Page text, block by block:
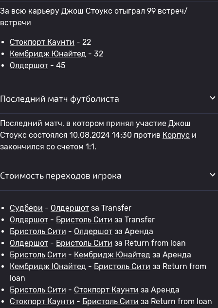
За всю карьеру Джош Стоукс отыграл 99 встреч/
встречи
Стокпорт Каунти - 22
Кембридж Юнайтед - 32
Олдершот - 45
Последний матч футболиста
Последний матч, в котором принял участие Джош
Стоукс состоялся 10.08.2024 14:30 против Корпус и
закончился со счетом 1:1.
Стоимость переходов игрока
Судбери - Олдершот за Transfer
Олдершот - Бристоль Сити за Transfer
Бристоль Сити - Олдершот за Аренда
Олдершот - Бристоль Сити за Return from loan
Бристоль Сити - Кембридж Юнайтед за Аренда
Кембридж Юнайтед - Бристоль Сити за Return from
loan
Бристоль Сити - Стокпорт Каунти за Аренда
Стокпорт Каунти - Бристоль Сити за Return from loan